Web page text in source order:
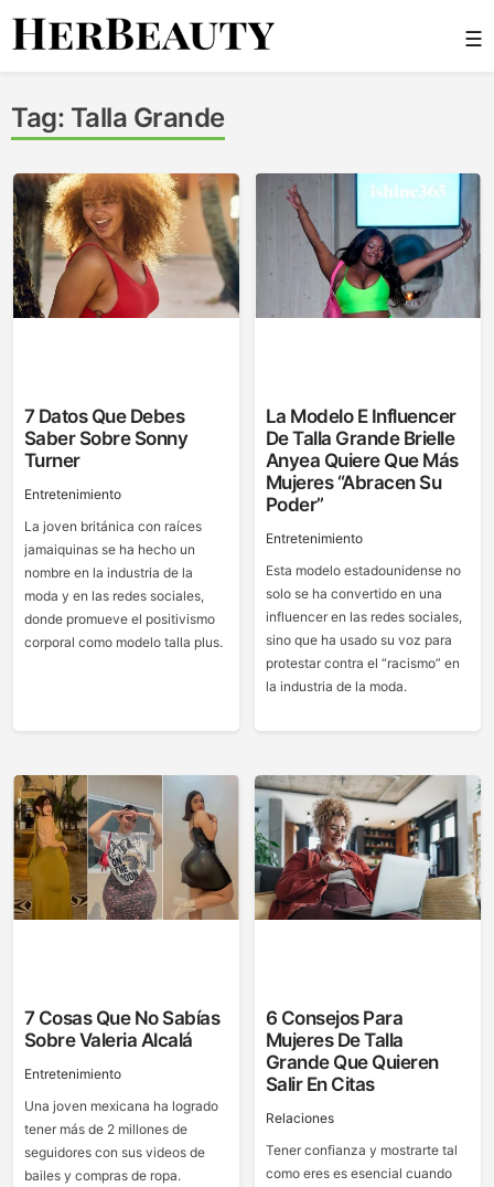
Skip
☰
Tag: Talla Grande
7 Datos Que Debes
Saber Sobre Sonny
Turner
Entretenimiento
La joven británica con raíces
jamaiquinas se ha hecho un
nombre en la industria de la
moda y en las redes sociales,
donde promueve el positivismo
corporal como modelo talla plus.
La Modelo E Influencer
De Talla Grande Brielle
Anyea Quiere Que Más
Mujeres “abracen Su
Poder”
Entretenimiento
Esta modelo estadounidense no
solo se ha convertido en una
influencer en las redes sociales,
sino que ha usado su voz para
protestar contra el “racismo” en
la industria de la moda.
7 Cosas Que No Sabías
Sobre Valeria Alcalá
Entretenimiento
Una joven mexicana ha logrado
tener más de 2 millones de
seguidores con sus videos de
bailes y compras de ropa.
6 Consejos Para
Mujeres De Talla
Grande Que Quieren
Salir En Citas
Relaciones
Tener confianza y mostrarte tal
como eres es esencial cuando